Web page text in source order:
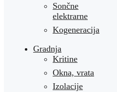
Sončne
elektrarne
Kogeneracija
Gradnja
Kritine
Okna, vrata
Izolacije